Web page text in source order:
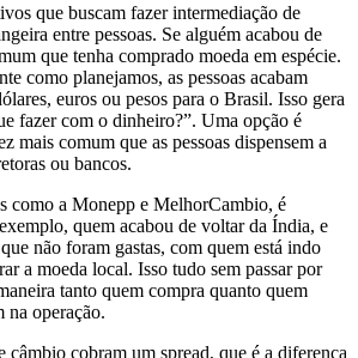
que buscam fazer intermediação de
entre pessoas. Se alguém acabou de
que tenha comprado moeda em espécie.
como planejamos, as pessoas acabam
euros ou pesos para o Brasil. Isso gera
fazer com o dinheiro?”. Uma opção é
mais comum que as pessoas dispensem a
ou bancos.
como a Monepp e MelhorCambio, é
quem acabou de voltar da Índia, e
não foram gastas, com quem está indo
a moeda local. Isso tudo sem passar por
tanto quem compra quanto quem
na operação.
câmbio cobram um spread, que é a diferença